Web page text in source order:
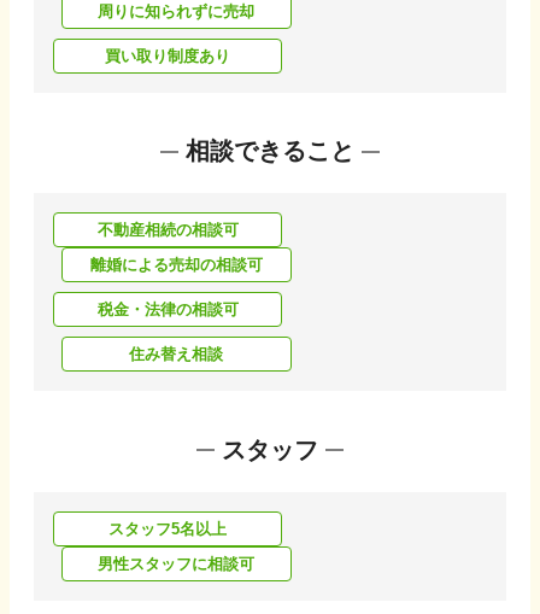
周りに知られずに売却
買い取り制度あり
相談できること
不動産相続の相談可
離婚による売却の相談可
税金・法律の相談可
住み替え相談
スタッフ
スタッフ5名以上
男性スタッフに相談可